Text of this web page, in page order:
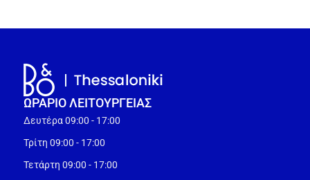
ΩΡΑΡΙΟ ΛΕΙΤΟΥΡΓEΙΑΣ
Δευτέρα 09:00 - 17:00
Τρίτη 09:00 - 17:00
Τετάρτη 09:00 - 17:00